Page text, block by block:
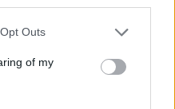
Outs
of my